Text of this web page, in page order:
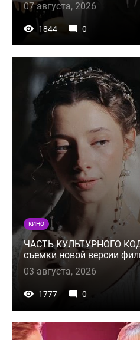
07 августа, 2026
1844 0
КИНО
ЧАСТЬ КУЛЬТУРНОГО
съемки новой версии
03 августа, 2026
1777 0